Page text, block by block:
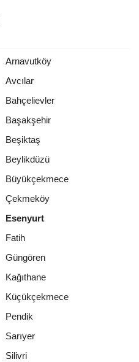
Arnavutköy
Avcılar
Bahçelievler
Başakşehir
Beşiktaş
Beylikdüzü
Büyükçekmece
Çekmeköy
Esenyurt
Fatih
Güngören
Kağıthane
Küçükçekmece
Pendik
Sarıyer
Silivri